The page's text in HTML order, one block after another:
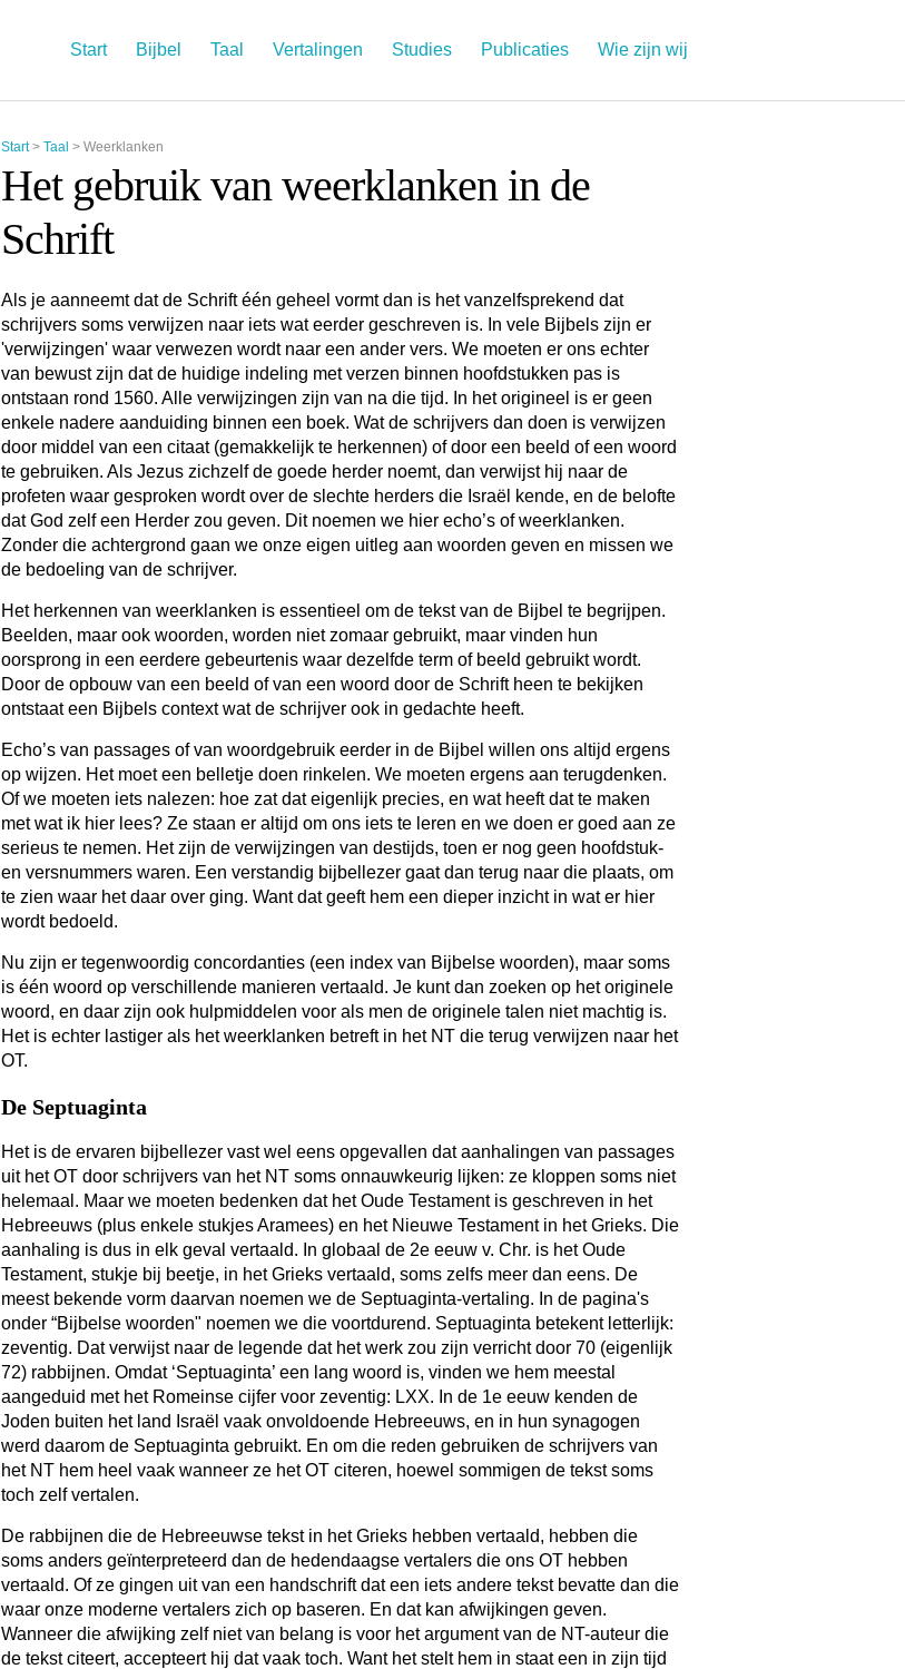
Start Bijbel Taal Vertalingen Studies Publicaties Wie zijn wij
Start> Taal > Weerklanken
Het gebruik van weerklanken in de
Schrift
Als je aanneemt dat de Schrift één geheel vormt dan is het vanzelfsprekend dat
schrijvers soms verwijzen naar iets wat eerder geschreven is. In vele Bijbels zijn er
'verwijzingen' waar verwezen wordt naar een ander vers. We moeten er ons echter
van bewust zijn dat de huidige indeling met verzen binnen hoofdstukken pas is
ontstaan rond 1560. Alle verwijzingen zijn van na die tijd. In het origineel is er geen
enkele nadere aanduiding binnen een boek. Wat de schrijvers dan doen is verwijzen
door middel van een citaat (gemakkelijk te herkennen) of door een beeld of een woord
te gebruiken. Als Jezus zichzelf de goede herder noemt, dan verwijst hij naar de
profeten waar gesproken wordt over de slechte herders die Israël kende, en de belofte
dat God zelf een Herder zou geven. Dit noemen we hier echo’s of weerklanken.
Zonder die achtergrond gaan we onze eigen uitleg aan woorden geven en missen we
de bedoeling van de schrijver.
Het herkennen van weerklanken is essentieel om de tekst van de Bijbel te begrijpen.
Beelden, maar ook woorden, worden niet zomaar gebruikt, maar vinden hun
oorsprong in een eerdere gebeurtenis waar dezelfde term of beeld gebruikt wordt.
Door de opbouw van een beeld of van een woord door de Schrift heen te bekijken
ontstaat een Bijbels context wat de schrijver ook in gedachte heeft.
Echo’s van passages of van woordgebruik eerder in de Bijbel willen ons altijd ergens
op wijzen. Het moet een belletje doen rinkelen. We moeten ergens aan terugdenken.
Of we moeten iets nalezen: hoe zat dat eigenlijk precies, en wat heeft dat te maken
met wat ik hier lees? Ze staan er altijd om ons iets te leren en we doen er goed aan ze
serieus te nemen. Het zijn de verwijzingen van destijds, toen er nog geen hoofdstuk-
en versnummers waren. Een verstandig bijbellezer gaat dan terug naar die plaats, om
te zien waar het daar over ging. Want dat geeft hem een dieper inzicht in wat er hier
wordt bedoeld.
Nu zijn er tegenwoordig concordanties (een index van Bijbelse woorden), maar soms
is één woord op verschillende manieren vertaald. Je kunt dan zoeken op het originele
woord, en daar zijn ook hulpmiddelen voor als men de originele talen niet machtig is.
Het is echter lastiger als het weerklanken betreft in het NT die terug verwijzen naar het
OT.
De Septuaginta
Het is de ervaren bijbellezer vast wel eens opgevallen dat aanhalingen van passages
uit het OT door schrijvers van het NT soms onnauwkeurig lijken: ze kloppen soms niet
helemaal. Maar we moeten bedenken dat het Oude Testament is geschreven in het
Hebreeuws (plus enkele stukjes Aramees) en het Nieuwe Testament in het Grieks. Die
aanhaling is dus in elk geval vertaald. In globaal de 2e eeuw v. Chr. is het Oude
Testament, stukje bij beetje, in het Grieks vertaald, soms zelfs meer dan eens. De
meest bekende vorm daarvan noemen we de Septuaginta-vertaling. In de pagina's
onder “Bijbelse woorden" noemen we die voortdurend. Septuaginta betekent letterlijk:
zeventig. Dat verwijst naar de legende dat het werk zou zijn verricht door 70 (eigenlijk
72) rabbijnen. Omdat ‘Septuaginta’ een lang woord is, vinden we hem meestal
aangeduid met het Romeinse cijfer voor zeventig: LXX. In de 1e eeuw kenden de
Joden buiten het land Israël vaak onvoldoende Hebreeuws, en in hun synagogen
werd daarom de Septuaginta gebruikt. En om die reden gebruiken de schrijvers van
het NT hem heel vaak wanneer ze het OT citeren, hoewel sommigen de tekst soms
toch zelf vertalen.
De rabbijnen die de Hebreeuwse tekst in het Grieks hebben vertaald, hebben die
soms anders geïnterpreteerd dan de hedendaagse vertalers die ons OT hebben
vertaald. Of ze gingen uit van een handschrift dat een iets andere tekst bevatte dan die
waar onze moderne vertalers zich op baseren. En dat kan afwijkingen geven.
Wanneer die afwijking zelf niet van belang is voor het argument van de NT-auteur die
de tekst citeert, accepteert hij dat vaak toch. Want het stelt hem in staat een in zijn tijd